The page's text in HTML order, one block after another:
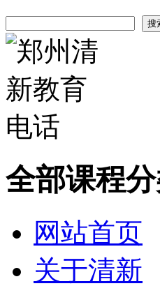
全部课程
网站首页
关于清新